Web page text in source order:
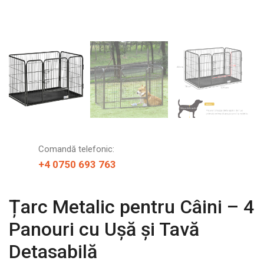
Comandă telefonic:
+4 0750 693 763
Țarc Metalic pentru Câini – 4
Panouri cu Ușă și Tavă
Detasabilă